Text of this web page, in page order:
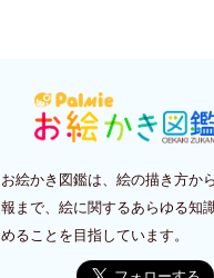
お絵かき図鑑は、絵の描き方か
報まで、絵に関するあらゆる知
めることを目指しています。